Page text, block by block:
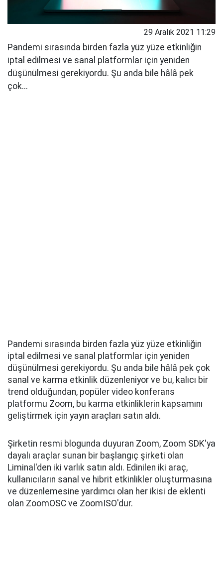
29 Aralık 2021 11:29
Pandemi sırasında birden fazla yüz yüze etkinliğin
iptal edilmesi ve sanal platformlar için yeniden
düşünülmesi gerekiyordu. Şu anda bile hâlâ pek
çok...
Pandemi sırasında birden fazla yüz yüze etkinliğin
iptal edilmesi ve sanal platformlar için yeniden
düşünülmesi gerekiyordu. Şu anda bile hâlâ pek çok
sanal ve karma etkinlik düzenleniyor ve bu, kalıcı bir
trend olduğundan, popüler video konferans
platformu Zoom, bu karma etkinliklerin kapsamını
geliştirmek için yayın araçları satın aldı.
Şirketin resmi blogunda duyuran Zoom, Zoom SDK'ya
dayalı araçlar sunan bir başlangıç ​​şirketi olan
Liminal'den iki varlık satın aldı. Edinilen iki araç,
kullanıcıların sanal ve hibrit etkinlikler oluşturmasına
ve düzenlemesine yardımcı olan her ikisi de eklenti
olan ZoomOSC ve ZoomISO'dur.